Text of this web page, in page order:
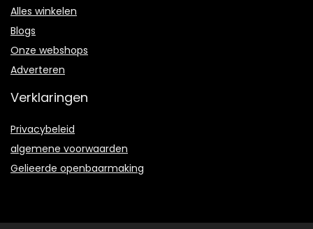
Alles winkelen
Blogs
Onze webshops
Adverteren
Verklaringen
Privacybeleid
algemene voorwaarden
Gelieerde openbaarmaking